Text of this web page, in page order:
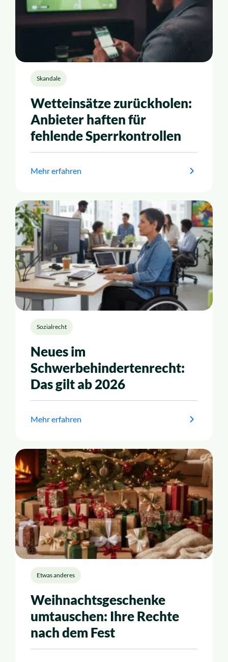
Skandale
Wetteinsätze zurückholen:
Anbieter haften für
fehlende Sperrkontrollen
Mehr erfahren
Sozialrecht
Neues im
Schwerbehindertenrecht:
Das gilt ab 2026
Mehr erfahren
Etwas anderes
Weihnachtsgeschenke
umtauschen: Ihre Rechte
nach dem Fest